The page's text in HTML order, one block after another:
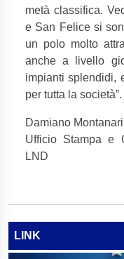
metà classifica.
e San Felice si
un polo molto
anche a livello
impianti splendidi,
per tutta la società”.
Damiano Montanari
Ufficio Stampa e
LND
LINK